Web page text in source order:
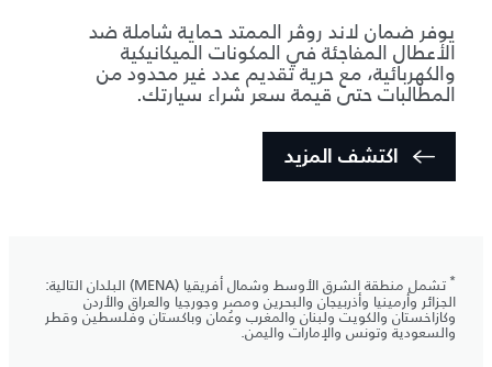
يوفر ضمان لاند روڤر الممتد حماية شاملة ضد
الأعطال المفاجئة في المكونات الميكانيكية
والكهربائية، مع حرية تقديم عدد غير محدود من
المطالبات حتى قيمة سعر شراء سيارتك.
اكتشف المزيد
* تشمل منطقة الشرق الأوسط وشمال أفريقيا (MENA) البلدان التالية:
الجزائر وأرمينيا وأذربيجان والبحرين ومصر وجورجيا والعراق والأردن
وكازاخستان والكويت ولبنان والمغرب وعُمان وباكستان وفلسطين وقطر
والسعودية وتونس والإمارات واليمن.